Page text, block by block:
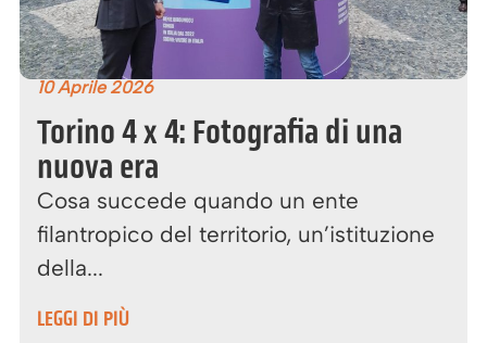
10 Aprile 2026
Torino 4 x 4: Fotografia di una
nuova era
Cosa succede quando un ente
filantropico del territorio, un’istituzione
della...
LEGGI DI PIÙ